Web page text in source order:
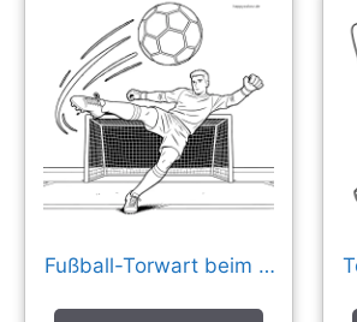
Fußball-Torwart beim Abschlag vor dem Tor